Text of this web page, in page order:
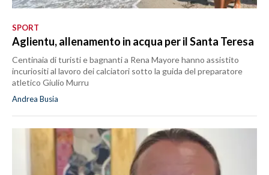
SPORT
Aglientu, allenamento in acqua per il Santa Teresa
Centinaia di turisti e bagnanti a Rena Mayore hanno assistito
incuriositi al lavoro dei calciatori sotto la guida del preparatore
atletico Giulio Murru
Andrea Busia